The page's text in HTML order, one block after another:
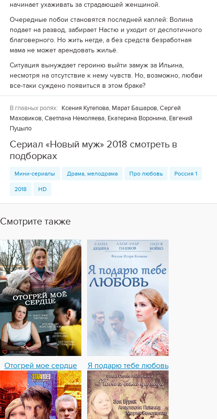
начинает ухаживать за страдающей женщиной.
Очередные побои становятся последней каплей: Волина
подает на развод, забирает Настю и уходит от деспотичного
благоверного. Но жить негде, а без средств безработная
мама не может арендовать жильё.
Ситуация вынуждает героиню выйти замуж за Ильина,
несмотря на отсутствие к нему чувств. Но, возможно, любви
все-таки суждено появиться в этом браке?
В главных ролях:
Ксения Кутепова, Марат Башаров, Сергей
Маховиков, Светлана Немоляева, Екатерина Воронина, Евгений
Пуцыло
Сериал «Новый муж» 2018 смотреть в
подборках
Мини-сериалы Драма, мелодрама Про любовь Россия 1
2018 HD
Смотрите также
Отогрей мое сердце Я подарю тебе любовь